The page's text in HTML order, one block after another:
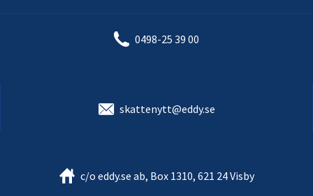
0498-25 39 00
skattenytt@eddy.se
c/o eddy.se ab, Box 1310, 621 24 Visby